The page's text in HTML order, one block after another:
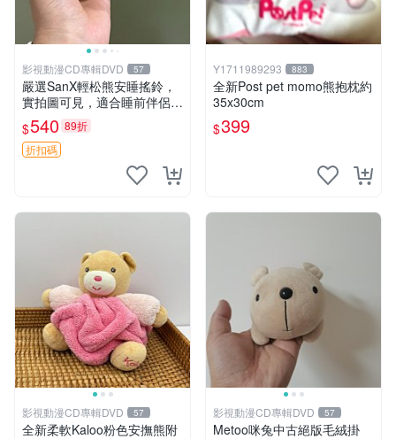
影視動漫CD專輯DVD 57
嚴選SanX輕松熊安睡搖鈴，
實拍圖可見，適合睡前伴侶，
Picks安撫好物 0325 懸吊 電
腦
$540 89折
折扣碼
Y1711989293 883
全新Post pet momo熊抱枕約
35x30cm
$399
影視動漫CD專輯DVD 57
全新柔軟Kaloo粉色安撫熊附
影視動漫CD專輯DVD 57
Metoo咪兔中古絕版毛絨掛